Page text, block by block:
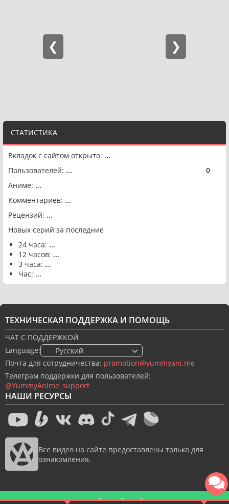
СТАТИСТИКА
Вкладок с сайтом открыто: ...
Пользователей: ... 0
Аниме: ...
Комментариев: ...
Рецензий: ...
Новых серий за последние
24 часа: ...
12 часов: ...
3 часа: ...
Час: ...
НАШИ РЕСУРСЫ
Все видео на сайте предоставлены только для
ознакомления.
ТЕХНИЧЕСКАЯ ПОДДЕРЖКА И ПОМОЩЬ
ЧАТ С ПОДДЕРЖКОЙ
Language:
🇷🇺 Русский
Почта для сотрудничества: promotion@yummyani.me
Телеграм поддержки для пользователей:
@YummyAnime_support
Новый дизайн сайта